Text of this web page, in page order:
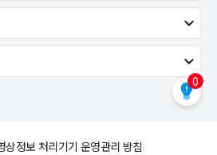
0
상정보 처리기기 운영관리 방침